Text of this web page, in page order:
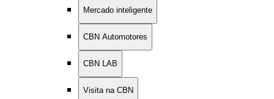
Mercado inteligente
CBN Automotores
CBN LAB
Visita na CBN